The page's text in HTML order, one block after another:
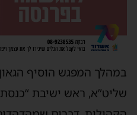
במהלך המפגש הוסיף
שליט”א, ראש ישיבת